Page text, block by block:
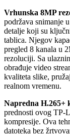
Vrhunska 8MP
podržava snimanje
detalje koji su
tablica. Njegov
pregled 8 kanala u
rezoluciji. Sa
obrađuje video
kvaliteta slike,
realnom vremenu.
Napredna H.265+
prednosti ovog TP-
kompresije. Ova
datoteka bez